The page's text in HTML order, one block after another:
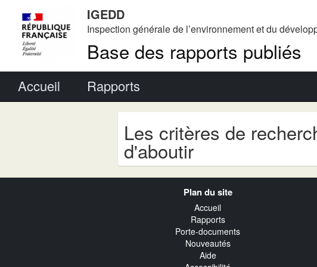
IGEDD
Inspection générale de l’environnement et du
Base des rapports publiés
Accueil Rapports
Les critères de
d'aboutir
Plan du site
Accueil
Rapports
Porte-documents
Nouveautés
Aide